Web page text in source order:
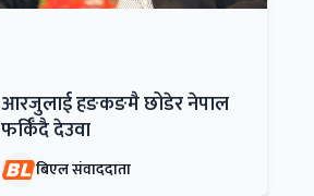
आरजुलाई हङकङमै छोडेर नेपाल
फर्किँदै देउवा
बिएल संवाददाता